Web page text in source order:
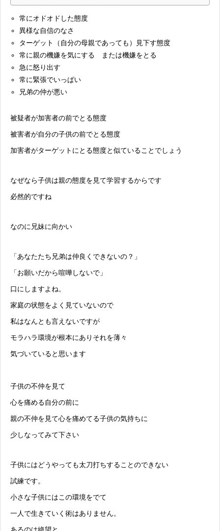
常にオドオドした態度
異様な自信のなさ
ターゲット（自分の母親であっても）見下す態度
常に親の機嫌を気にする または機嫌をとる
急に怒り出す
常に緊張でいっぱい
兄弟の仲が悪い
被疑者が加害者の前でとる態度
被害者が自分の子供の前でとる態度
加害者がターゲットにとる態度と似ていることでしょう
なぜなら子供は親の態度を見て学習するからです
必然的ですね
なのに兄妹に向かい
「あなたたち兄弟は仲良くできないの？」
「お願いだから喧嘩しないで」
口にしますよね。
家庭の状態をよく見ていないので
私はなんとも言えないですが
モラハラ環境が根本にありそれを薄々
気づいていると思います
子供の不仲を見て
心を痛める自分の前に
親の不仲を見て心を痛めてる子供の気持ちに
少しなってみて下さい
子供にはどうやっても太刀打ちすることのできない
試練です。
小さな子供にはこの環境をでて
一人で生きていく術はありません。